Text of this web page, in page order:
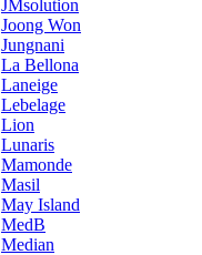
JMsolution
Joong Won
Jungnani
La Bellona
Laneige
Lebelage
Lion
Lunaris
Mamonde
Masil
May Island
MedB
Median